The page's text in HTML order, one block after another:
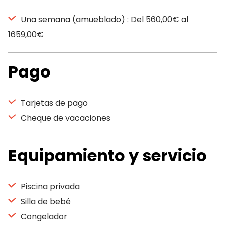
Una semana (amueblado) : Del 560,00€ al
1659,00€
Pago
Tarjetas de pago
Cheque de vacaciones
Equipamiento y servicio
Piscina privada
Silla de bebé
Congelador